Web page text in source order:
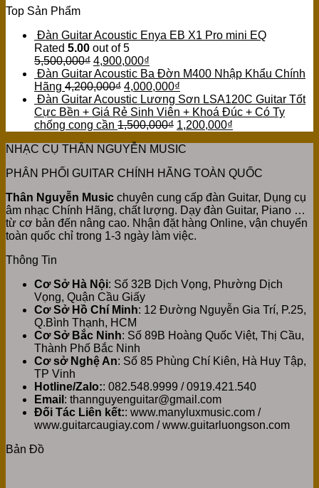
Top Sản Phẩm
Đàn Guitar Acoustic Enya EB X1 Pro mini EQ
Rated 5.00 out of 5
5,500,000₫ 4,900,000₫
Đàn Guitar Acoustic Ba Đờn M400 Nhập Khẩu Chính
Hãng 4,200,000₫ 4,000,000₫
Đàn Guitar Acoustic Lương Sơn LSA120C Guitar Tốt
Cực Bền + Giá Rẻ Sinh Viên + Khoá Đúc + Có Ty
chống cong cần 1,500,000₫ 1,200,000₫
NHẠC CỤ THÂN NGUYỄN MUSIC
PHÂN PHỐI GUITAR CHÍNH HÃNG TOÀN QUỐC
Thân Nguyễn Music chuyên cung cấp đàn Guitar, Dụng cụ
âm nhạc Chính Hãng, chất lượng. Dạy đàn Guitar, Piano …
từ cơ bản đến nâng cao. Nhận đặt hàng Online, vận chuyển
toàn quốc chỉ trong 1-3 ngày làm việc.
Thông Tin
Cơ Sở Hà Nội: Số 32B Dịch Vọng, Phường Dịch
Vọng, Quận Cầu Giấy
Cơ Sở Hồ Chí Minh: 12 Đường Nguyễn Gia Trí, P.25,
Q.Bình Thạnh, HCM
Cơ Sở Bắc Ninh: Số 89B Hoàng Quốc Việt, Thị Cầu,
Thành Phố Bắc Ninh
Cơ sở Nghệ An: Số 85 Phùng Chí Kiên, Hà Huy Tập,
TP Vinh
Hotline/Zalo:: 082.548.9999 / 0919.421.540
Email : thannguyenguitar@gmail.com
Đối Tác Liên kết:: www.manyluxmusic.com /
www.guitarcaugiay.com / www.guitarluongson.com
Bản Đồ